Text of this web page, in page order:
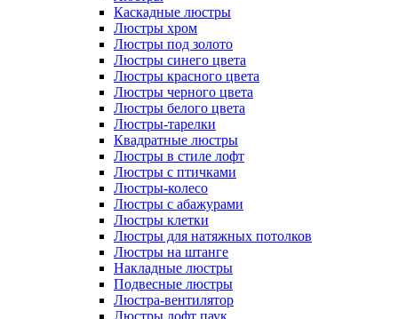
Каскадные люстры
Люстры хром
Люстры под золото
Люстры синего цвета
Люстры красного цвета
Люстры черного цвета
Люстры белого цвета
Люстры-тарелки
Квадратные люстры
Люстры в стиле лофт
Люстры с птичками
Люстры-колесо
Люстры с абажурами
Люстры клетки
Люстры для натяжных потолков
Люстры на штанге
Накладные люстры
Подвесные люстры
Люстра-вентилятор
Люстры лофт паук